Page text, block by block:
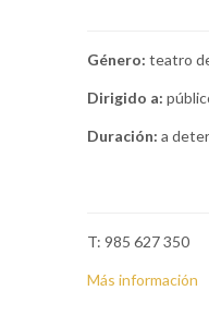
Género: teatro
Dirigido a:
Duración: a
T: 985 627 350
Más información